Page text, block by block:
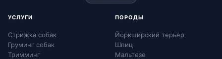
УСЛУГИ
Стрижка собак
Груминг собак
Тримминг
ПОРОДЫ
Йоркширский терьер
Шпиц
Мальтезе